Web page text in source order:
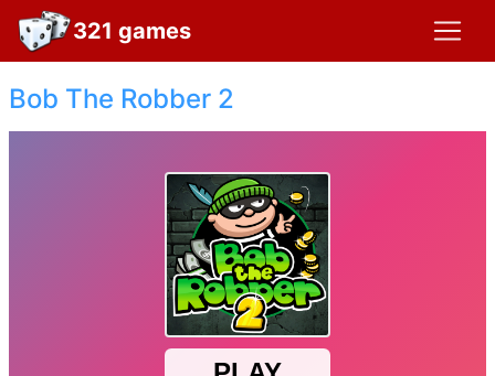
321 games
Bob The Robber 2